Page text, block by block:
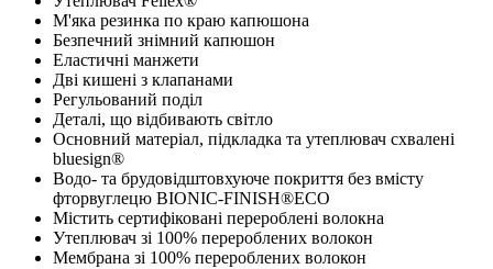
М'яка резинка по краю капюшона
Безпечний знімний капюшон
Еластичні манжети
Дві кишені з клапанами
Регульований поділ
Деталі, що відбивають світло
Основний матеріал, підкладка та утеплювач схвалені
bluesign®
Водо- та брудовідштовхуюче покриття без вмісту
фторвуглецю BIONIC-FINISH®ECO
Містить сертифіковані перероблені волокна
Утеплювач зі 100% перероблених волокон
Мембрана зі 100% перероблених волокон